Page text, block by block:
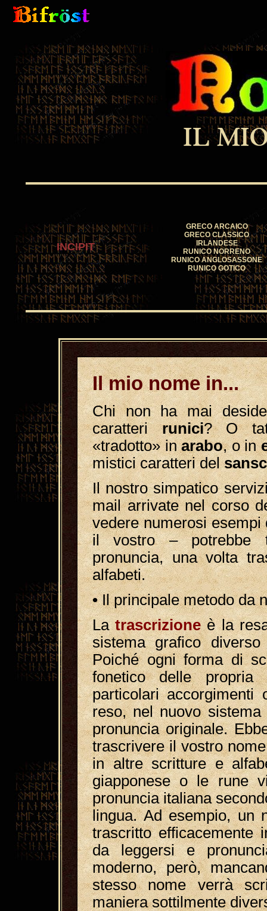
IL
INCIPIT
GRECO ARCAICO
GRECO CLASSICO
IRLANDESE
RUNICO NORRENO
RUNICO ANGLOSASSONE
RUNICO GOTICO
Il mio nome in...
Chi non ha mai
caratterirunici? O
«tradotto» inarabo, o in
mistici caratteri del
Il nostro simpatico
mail arrivate nel corso
vedere numerosi
il vostro – potrebbe
pronuncia, una volta
alfabeti.
•Il principale metodo da
Latrascrizioneè la
sistema grafico
Poiché ogni forma di
fonetico delle propria
particolari accorgimenti
reso, nel nuovo
pronuncia originale.
trascrivere il vostro
in altre scritture e
giapponese o le rune
pronuncia italiana
lingua. Ad esempio, un
trascritto
da leggersi e
moderno, però,
stesso nome verrà
maniera sottilmente